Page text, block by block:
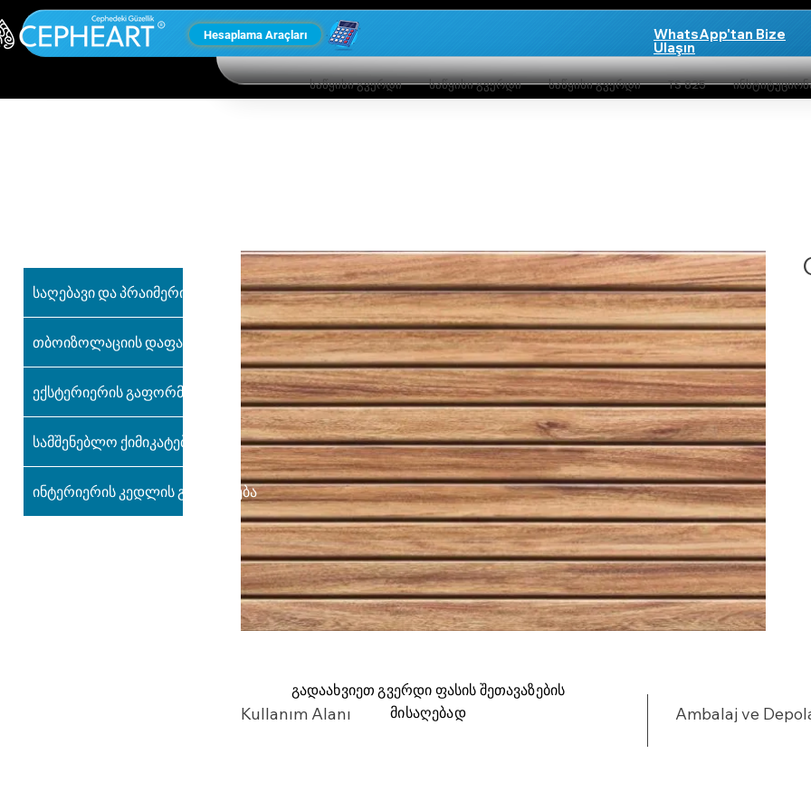
Hesaplama Araçları WhatsApp'tan Bize
Ulaşın
საწყისი გვერდი საწყისი გვერდი საწყისი გვერდი TS 825
Kullanım Alanı Ambalaj ve
გადაახვიეთ გვერდი ფასის შეთავაზების
მისაღებად
საღებავი და პრაიმერი
თბოიზოლაციის დაფა
ექსტერიერის გაფორმება
სამშენებლო ქიმიკატები
ინტერიერის კედლის გაფორმება